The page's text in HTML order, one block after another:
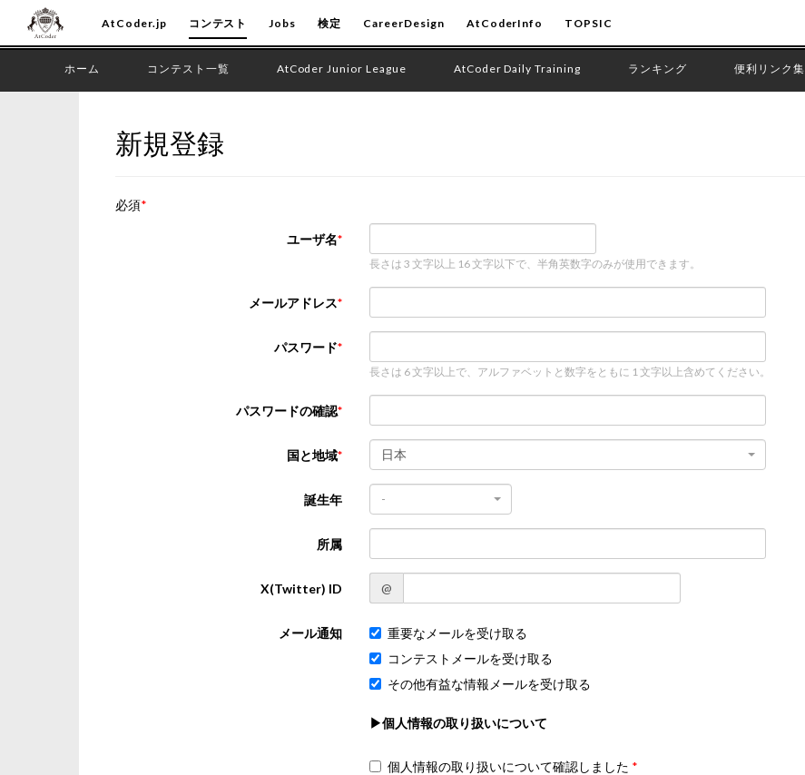
AtCoder.jp コンテスト Jobs 検定 CareerDesign AtCoderInfo TOPSIC
ホーム コンテスト一覧 AtCoder Junior League AtCoder Daily Training ランキング 便利リンク集
新規登録
必須
ユーザ名
長さは 3 文字以上 16 文字以下で、半角英数字のみが使用できます。
メールアドレス
パスワード
長さは 6 文字以上で、アルファベットと数字をともに 1 文字以上含めてください。
パスワードの確認
国と地域 日本
誕生年 -
所属
X(Twitter) ID @
メール通知
重要なメールを受け取る
コンテストメールを受け取る
その他有益な情報メールを受け取る
▶個人情報の取り扱いについて
個人情報の取り扱いについて確認しました